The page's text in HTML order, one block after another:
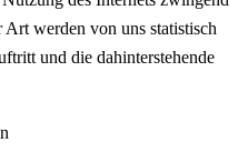
werden von uns statistisch
und die dahinterstehende